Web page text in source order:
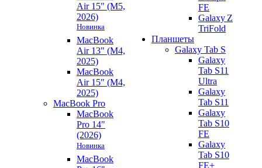
Air 15" (M5,
2026)
Новинка
MacBook
Air 13" (M4,
2025)
MacBook
Air 15" (M4,
2025)
MacBook Pro
MacBook
Pro 14"
(2026)
Новинка
MacBook
FE
Galaxy Z
TriFold
Планшеты
Galaxy Tab S
Galaxy
Tab S11
Ultra
Galaxy
Tab S11
Galaxy
Tab S10
FE
Galaxy
Tab S10
FE+